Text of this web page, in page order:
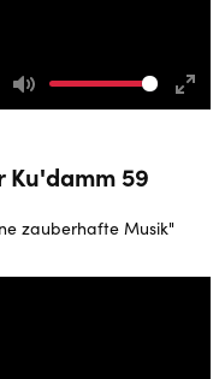
Mute
Ku'damm 59
zauberhafte Musik"